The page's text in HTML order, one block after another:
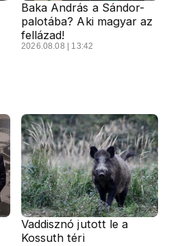
Baka András a Sándor-
palotába? Aki magyar az
fellázad!
2026.08.08 | 13:42
Vaddisznó jutott le a
Kossuth téri